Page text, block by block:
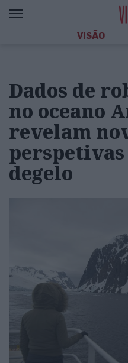
VISÃO
Dados de
no oceano
revelam
perspetivas
degelo